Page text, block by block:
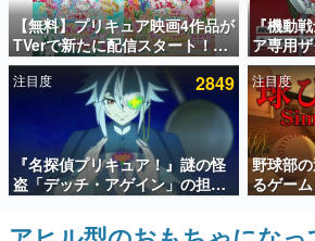
アプリセール情報
インタビュー
連載・特集一覧
殿堂入り記事
SNS拡散数が数千以上！ ページ
ど。多くの人々に読まれた、電
事をまとめました。
ゲームの企画書
【無料】プリキュア映画4作品が
TVerで新たに配信スタート！な
んと2018年～2024年の映画ほぼ
すべてが見放題に、ぶっちゃけ
ありえないラインナップ
『機動
ア専用
散水ホ
本体に
ークや
ム、型
注目度 2849
『名探偵プリキュア！』謎の怪
盗「デッチ・アゲイン」の担当
キャストは天﨑滉平さんと判
明。『Re:ゼロから始める異世
注目度
野球部
るゲー
シュリ